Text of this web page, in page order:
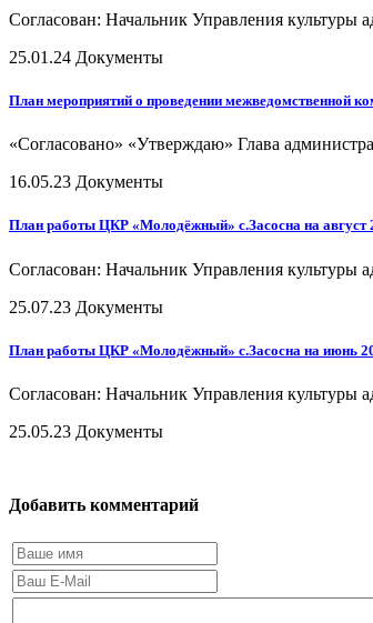
Согласован: Начальник Управления культуры
25.01.24 Документы
План мероприятий о проведении межведомственной
«Согласовано» «Утверждаю» Глава
16.05.23 Документы
План работы ЦКР «Молодёжный» с.Засосна на август
Согласован: Начальник Управления культуры
25.07.23 Документы
План работы ЦКР «Молодёжный» с.Засосна на июнь
Согласован: Начальник Управления культуры
25.05.23 Документы
Добавить комментарий